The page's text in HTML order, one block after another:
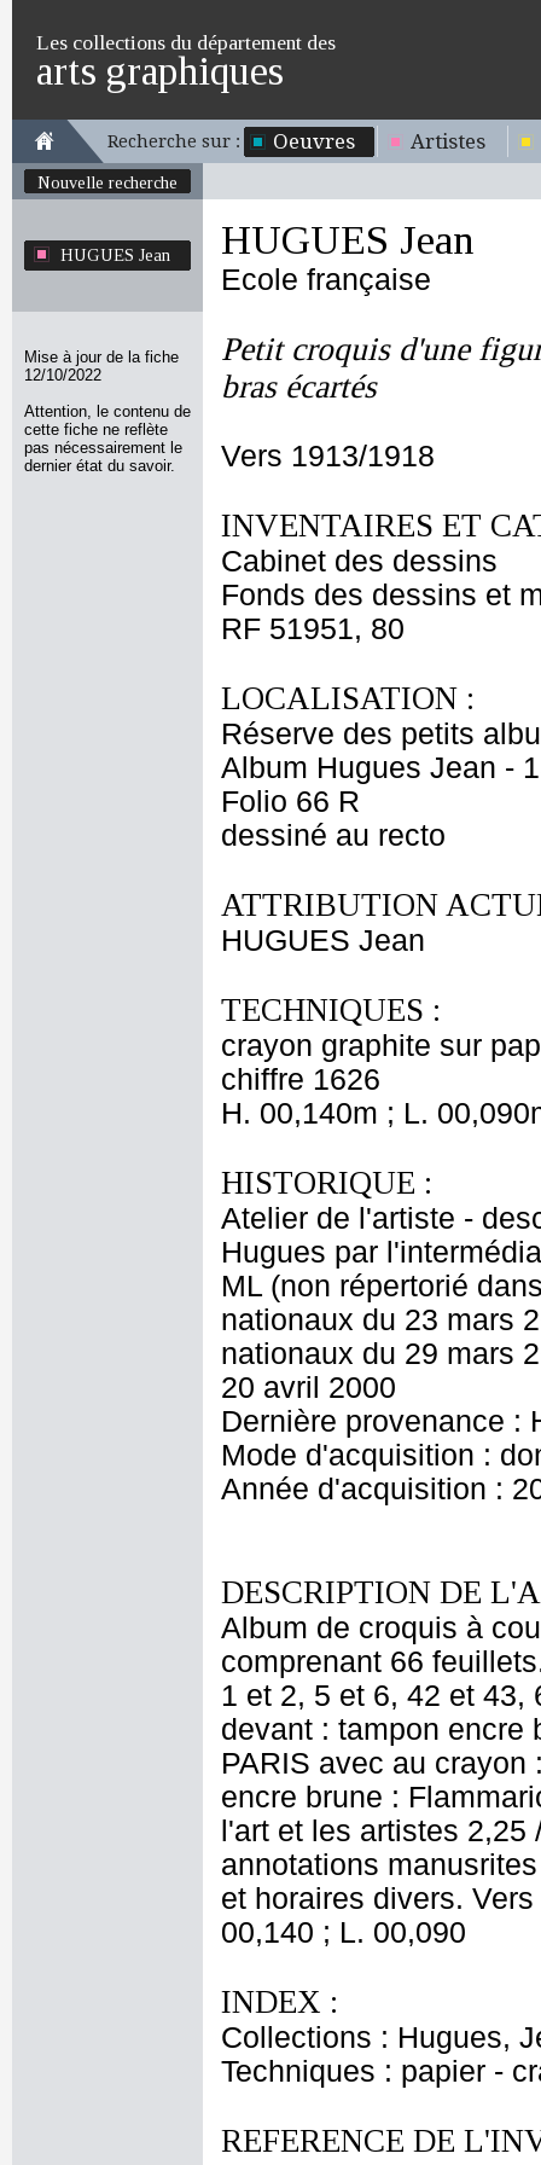
Les collections du département des
arts graphiques
Recherche sur : Oeuvres Artistes
Nouvelle recherche
HUGUES Jean
Mise à jour de la fiche
12/10/2022
Attention, le contenu de
cette fiche ne reflète
pas nécessairement le
dernier état du savoir.
HUGUES Jean
Ecole française
Petit croquis d'une
bras écartés
Vers 1913/1918
INVENTAIRES ET
Cabinet des dessins
Fonds des dessins et
RF 51951, 80
LOCALISATION :
Réserve des petits
Album Hugues Jean -
Folio 66 R
dessiné au recto
ATTRIBUTION
HUGUES Jean
TECHNIQUES :
crayon graphite sur
chiffre 1626
H. 00,140m ; L.
HISTORIQUE :
Atelier de l'artiste -
Hugues par
ML (non répertorié
nationaux du 23 mars
nationaux du 29 mars
20 avril 2000
Dernière provenance :
Mode d'acquisition :
Année d'acquisition :
DESCRIPTION DE
Album de croquis à
comprenant 66
1 et 2, 5 et 6, 42 et 43,
devant : tampon encre
PARIS avec au
encre brune :
l'art et les artistes
annotations
et horaires divers.
00,140 ; L. 00,090
INDEX :
Collections : Hugues,
Techniques : papier -
REFERENCE DE